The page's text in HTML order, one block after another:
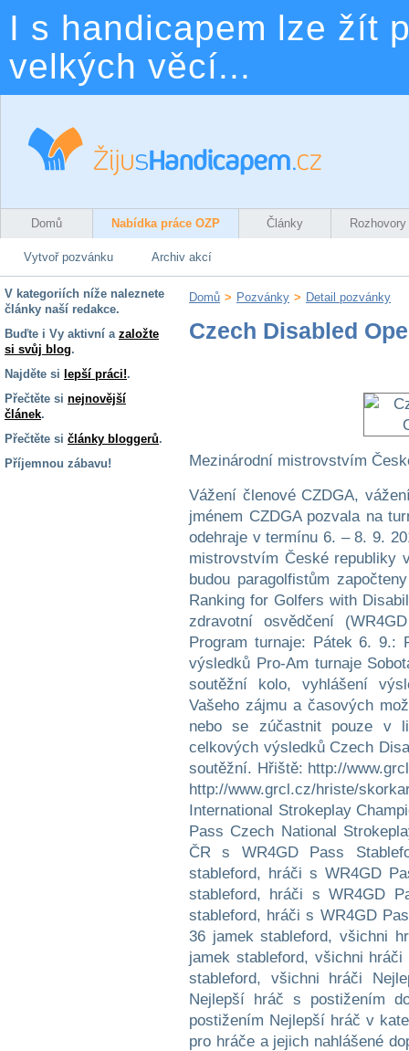
I s handicapem lze žít
velkých věcí...
Domů Nabídka práce OZP Články Rozhovory
Vytvoř pozvánku Archiv akcí
V kategoriích níže naleznete
články naší redakce.
Buďte i Vy aktivní a založte
si svůj blog.
Najděte si lepší práci!.
Přečtěte si nejnovější
článek.
Přečtěte si články bloggerů.
Příjemnou zábavu!
Domů > Pozvánky > Detail pozvánky
Czech Disabled
Mezinárodní mistrovstvím
Vážení členové CZDGA,
jménem CZDGA pozvala na
odehraje v termínu 6. – 8. 9.
mistrovstvím České republiky
budou paragolfistům
Ranking for Golfers with
zdravotní osvědčení
Program turnaje: Pátek 6.
výsledků Pro-Am turnaje
soutěžní kolo, vyhlášení
Vašeho zájmu a časových
nebo se zúčastnit pouze v
celkových výsledků Czech
soutěžní. Hřiště: http://
http://www.grcl.cz/hriste/
International Strokeplay
Pass Czech National
ČR s WR4GD Pass
stableford, hráči s WR4GD
stableford, hráči s WR4GD
stableford, hráči s WR4GD
36 jamek stableford, všichni
jamek stableford, všichni
stableford, všichni hráči
Nejlepší hráč s postižením
postižením Nejlepší hráč v
pro hráče a jejich nahlášené